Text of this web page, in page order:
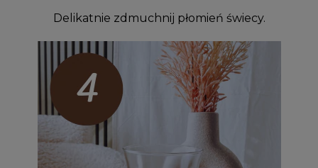
Delikatnie zdmuchnij płomień świecy.